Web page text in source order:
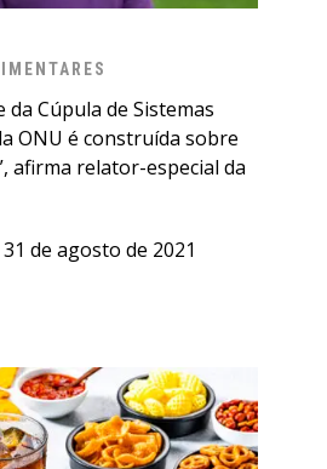
da Cúpula de Sistemas
ONU é construída sobre
afirma relator-especial da
de agosto de 2021